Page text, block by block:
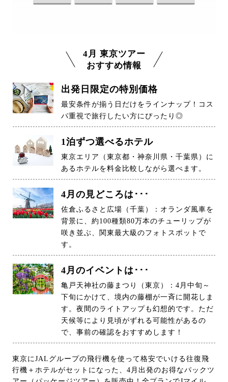
4月 東京ツアー
おすすめ情報
出発日限定の特別価格
最安条件が揃う日だけをラインナップ！コス
パ重視で旅行したい方にぴったり◎
1泊ずつ選べるホテル
東京エリア（東京都・神奈川県・千葉県）に
あるホテルを料金比較しながら選べます。
4月の見どころは･･･
佐倉ふるさと広場（千葉）：オランダ風車を
背景に、約100種類80万本のチューリップが
咲き並ぶ、関東最大級のフォトスポットで
す。
4月のイベントは･･･
亀戸天神社の藤まつり（東京）：4月中旬～
下旬にかけて、境内の藤棚が一斉に開花しま
す。夜間のライトアップも幻想的です。ただ
天候等により見頃がずれる可能性があるの
で、事前の確認をおすすめします！
東京にJALグループの飛行機を使って格安でいける往復飛
行機＋ホテルがセットになった、4月出発のお得なパックツ